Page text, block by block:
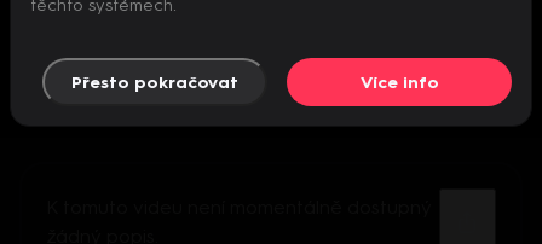
těchto systémech.
Přesto pokračovat Více info